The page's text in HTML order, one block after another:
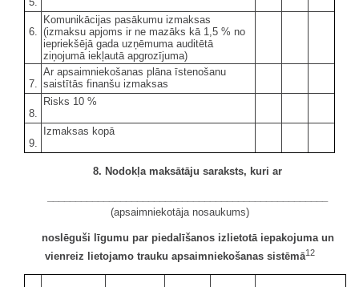
6.
Komunikācijas pasākumu izmaksas
(izmaksu apjoms ir ne mazāks kā 1,5 % no
iepriekšējā gada uzņēmuma auditētā
ziņojumā iekļautā apgrozījuma)
7.
Ar apsaimniekošanas plāna īstenošanu
saistītās finanšu izmaksas
8.
Risks 10 %
9.
Izmaksas kopā
8. Nodokļa maksātāju saraksts, kuri ar
(apsaimniekotāja nosaukums)
noslēguši līgumu par piedalīšanos izlietotā iepakojuma un
vienreiz lietojamo trauku apsaimniekošanas sistēmā12